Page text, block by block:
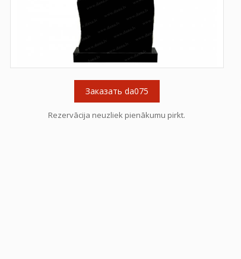
Заказать da075
Rezervācija neuzliek pienākumu pirkt.